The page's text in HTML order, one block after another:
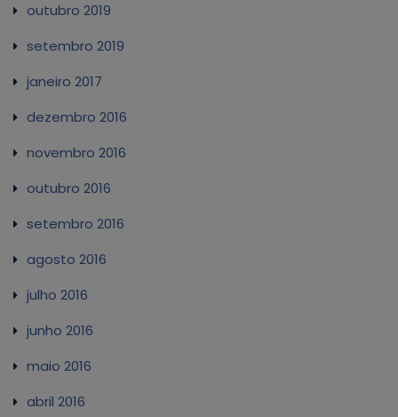
outubro 2019
setembro 2019
janeiro 2017
dezembro 2016
novembro 2016
outubro 2016
setembro 2016
agosto 2016
julho 2016
junho 2016
maio 2016
abril 2016